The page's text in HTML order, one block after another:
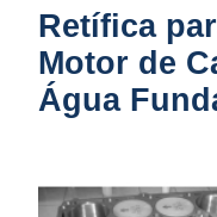
Retífica
Motor de
Água